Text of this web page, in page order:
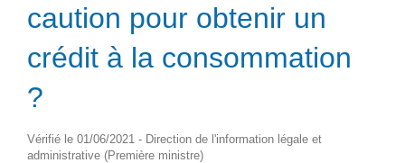
caution pour obtenir un
crédit à la consommation
?
Vérifié le 01/06/2021 - Direction de l'information légale et
administrative (Première ministre)